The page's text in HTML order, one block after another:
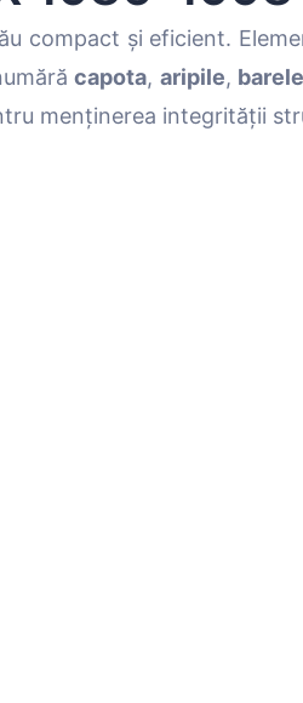
compact și eficient.
capota, aripile,
menținerea integrității